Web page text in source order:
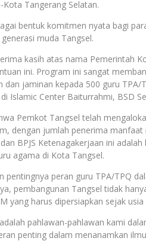
Tangerang Selatan.
bentuk komitmen nyata bagi
muda Tangsel.
kasih atas nama Pemerintah
ini. Program ini sangat
dan jaminan kepada 500 guru
Islamic Center Baiturrahmi, BSD
Pemkot Tangsel telah
dengan jumlah penerima
BPJS Ketenagakerjaan ini
agama di Kota Tangsel.
pentingnya peran guru TPA/TPQ
pembangunan Tangsel tidak
yang harus dipersiapkan sejak
pahlawan-pahlawan kami
penting dalam menanamkan